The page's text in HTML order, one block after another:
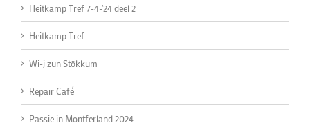
Heitkamp Tref 7-4-'24 deel 2
Heitkamp Tref
Wi-j zun Stökkum
Repair Café
Passie in Montferland 2024